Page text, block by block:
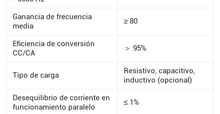
Ganancia de frecuencia
media
≥ 80
Eficiencia de conversión
CC/CA
＞ 95%
Tipo de carga
Resistivo, capacitivo,
inductivo (opcional)
Desequilibrio de corriente en
funcionamiento paralelo
≤ 1%